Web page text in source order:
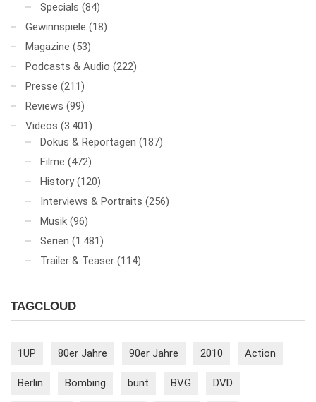
Specials (84)
Gewinnspiele (18)
Magazine (53)
Podcasts & Audio (222)
Presse (211)
Reviews (99)
Videos (3.401)
Dokus & Reportagen (187)
Filme (472)
History (120)
Interviews & Portraits (256)
Musik (96)
Serien (1.481)
Trailer & Teaser (114)
TAGCLOUD
1UP 80er Jahre 90er Jahre 2010 Action
Berlin Bombing bunt BVG DVD